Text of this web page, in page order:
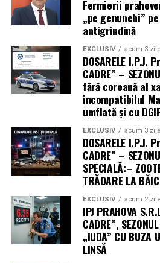
episoade penale.
Cetățeanul plătește factura – la
figurat, la încredere.
Noi vom continua să aprindem
trag cablul pe ascuns.
Vom reveni luni, în ediția
SEZONUL XXXVII, cu noi
„competența” acestor
adevărata față hâtră a IPJ
ediția de luni, că nici nu știți ce
NOTA:
este, într-un sens
comportament sau o parafilie
satisfacției (adesea de natură
secretă a unor persoane în timp
ipostaze intime, sunt dezbrăcate
În contextul juridic și social (așa
documentele sus mentionate),
mai largi:
Încălcarea intimității: Se
exemplu, cineva care se
dormitor la miezul nopții,
Aceasta este o formă de
dreptul la viață privată și
Fermierii
„pe genunchi”
antigrindină
EXCLUSIV acum 3 zile
DOSARELE I.P.J.
CADRE” –
fără coroană al
incompatibilul
umflată și cu
EXCLUSIV acum 3 zile
DOSARELE I.P.J.
CADRE” –
SPECIALĂ:–
TRĂDARE LA
EXCLUSIV acum 2 zile
IPJ PRAHOVA
CADRE”,
„IUDA” CU BUZA
LINSĂ